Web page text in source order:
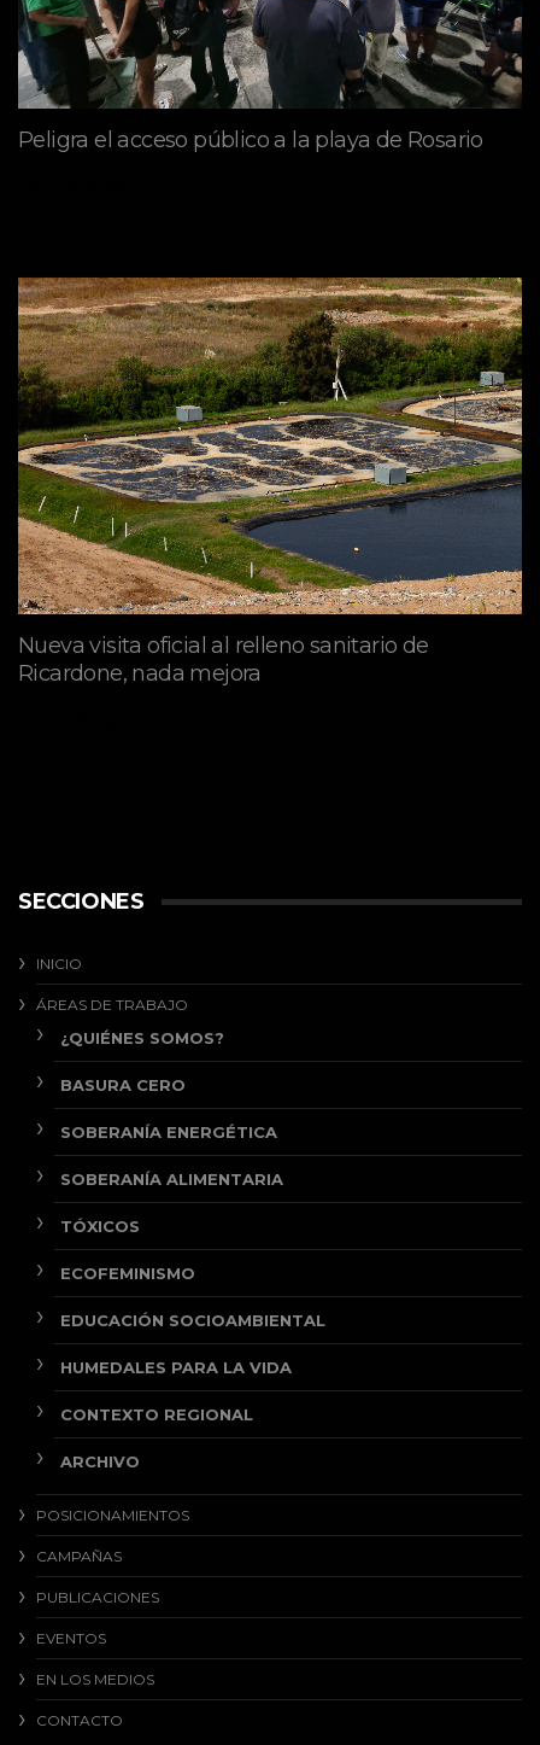
Peligra el acceso público a la playa de Rosario
Nueva visita oficial al relleno sanitario de
Ricardone, nada mejora
SECCIONES
INICIO
ÁREAS DE TRABAJO
¿QUIÉNES SOMOS?
BASURA CERO
SOBERANÍA ENERGÉTICA
SOBERANÍA ALIMENTARIA
TÓXICOS
ECOFEMINISMO
EDUCACIÓN SOCIOAMBIENTAL
HUMEDALES PARA LA VIDA
CONTEXTO REGIONAL
ARCHIVO
POSICIONAMIENTOS
CAMPAÑAS
PUBLICACIONES
EVENTOS
EN LOS MEDIOS
CONTACTO